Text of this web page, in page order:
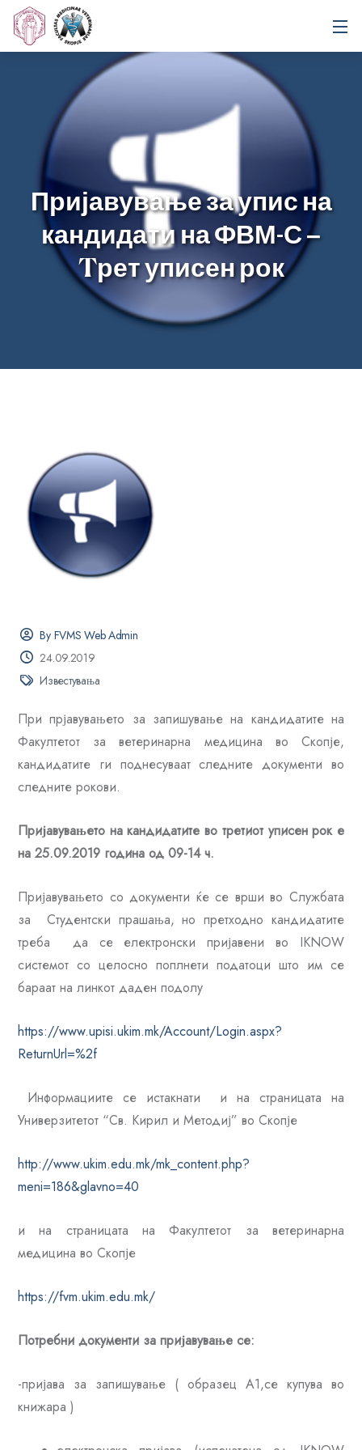
Пријавување за упис на
кандидати на ФВМ-С –
Tрет уписен рок
By FVMS Web Admin
24.09.2019
Известувања
При прјавувањето за запишување на кандидатите на
Факултетот за ветеринарна медицина во Скопје,
кандидатите ги поднесуваат следните документи во
следните рокови.
Пријавувањето на кандидатите во третиот уписен рок е
на 25.09.2019 година од 09-14 ч.
Пријавувањето со документи ќе се врши во Службата
за Студентски прашања, но претходно кандидатите
треба да се електронски пријавени во IKNOW
системот со целосно поплнети податоци што им се
бараат на линкот даден подолу
https://www.upisi.ukim.mk/Account/Login.aspx?
ReturnUrl=%2f
Информациите се истакнати и на страницата на
Универзитетот “Св. Кирил и Методиј” во Скопје
http://www.ukim.edu.mk/mk_content.php?
meni=186&glavno=40
и на страницата на Факултетот за ветеринарна
медицина во Скопје
https://fvm.ukim.edu.mk/
Потребни документи за пријавување се:
-пријава за запишување ( образец А1,се купува во
книжара )